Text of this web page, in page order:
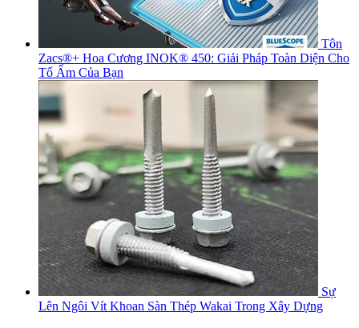
Tôn
Zacs®+ Hoa Cương INOK® 450: Giải Pháp Toàn Diện Cho
Tổ Ấm Của Bạn
Sự
Lên Ngôi Vít Khoan Sàn Thép Wakai Trong Xây Dựng